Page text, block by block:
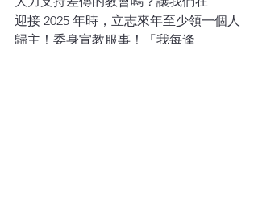
迎接 2025 年時，立志來年至少領一個人
歸主！委身宣教服事！「我每逢